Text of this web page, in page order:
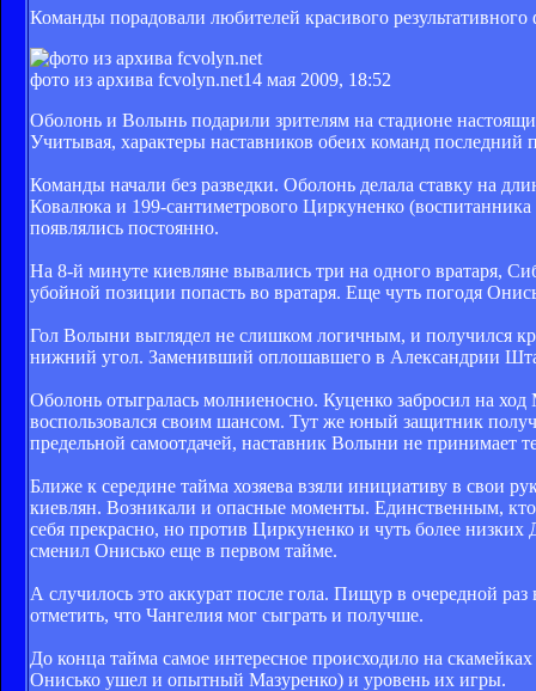
Команды порадовали любителей красивого
фото из архива fcvolyn.net14 мая 2009, 18:52
Оболонь и Волынь подарили зрителям на стадионе
Учитывая, характеры наставников обеих команд последний
Команды начали без разведки. Оболонь делала ставку на
Ковалюка и 199-сантиметрового Циркуненко
появлялись постоянно.
На 8-й минуте киевляне вывались три на одного вратаря,
убойной позиции попасть во вратаря. Еще чуть погодя
Гол Волыни выглядел не слишком логичным, и получился
нижний угол. Заменивший оплошавшего в Александрии
Оболонь отыгралась молниеносно. Куценко забросил на
воспользовался своим шансом. Тут же юный защитник
предельной самоотдачей, наставник Волыни не принимает
Ближе к середине тайма хозяева взяли инициативу в свои
киевлян. Возникали и опасные моменты. Единственным,
себя прекрасно, но против Циркуненко и чуть более
сменил Онисько еще в первом тайме.
А случилось это аккурат после гола. Пищур в очередной
отметить, что Чангелия мог сыграть и получше.
До конца тайма самое интересное происходило на
Онисько ушел и опытный Мазуренко) и уровень их игры.